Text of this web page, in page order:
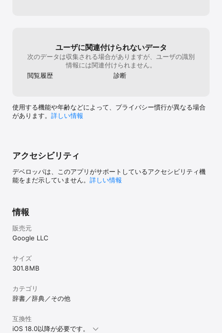
ルトガル語（ポルトガル）, マーシャル語, マイティリー語, マオリ
語, マカッサル語, マケドニア語, マドゥラ語, マム語, マラーティー
語, マラガシ語, マラヤーラム語, マルタ語, マルワディー語, マレー
語, マレー語（ジャウィ）, マン島語, ミゾ語, ミナン語, ミャンマー
語（ビルマ語）, メイテイ語（マニプリ語）, モンゴル語, モン語, ヤ
語, ルーマニア語, ルオ語, ルガンダ語, ルクセンブルク語, ルバ語,
ルンディ語, ロシア語, ロマーニー語, ロンバルド語, ワライ語, ンコ
語, ンダウ語, ンデベレ語（南部）, 英語, 韓国語, 広東語, 中国語
ユーザに関連付けられないデータ
次のデータは収集される場合がありますが、ユーザの識別
情報には関連付けられません。
閲覧履歴
診断
使用する機能や年齢などによって、プライバシー慣行が異なる場合
があります。 詳しい情報
アクセシビリティ
デベロッパは、このアプリがサポートしているアクセシビリティ機
能をまだ示していません。 詳しい情報
情報
販売元
Google LLC
サイズ
301.8 MB
カテゴリ
辞書／辞典／その他
互換性
iOS 18.0以降が必要です。